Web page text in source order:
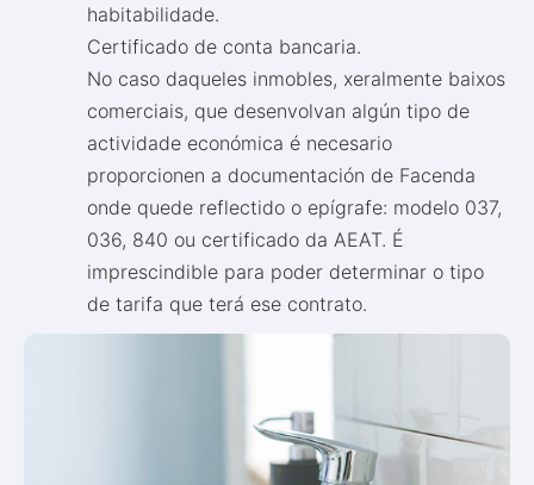
habitabilidade.
Certificado de conta bancaria.
No caso daqueles inmobles, xeralmente baixos
comerciais, que desenvolvan algún tipo de
actividade económica é necesario
proporcionen a documentación de Facenda
onde quede reflectido o epígrafe: modelo 037,
036, 840 ou certificado da AEAT. É
imprescindible para poder determinar o tipo
de tarifa que terá ese contrato.